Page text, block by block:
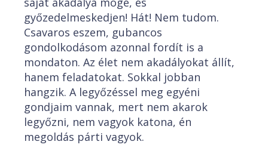
győzedelmeskedjen! Hát! Nem tudom.
Csavaros eszem, gubancos
gondolkodásom azonnal fordít is a
mondaton. Az élet nem akadályokat állít,
hanem feladatokat. Sokkal jobban
hangzik. A legyőzéssel meg egyéni
gondjaim vannak, mert nem akarok
legyőzni, nem vagyok katona, én
megoldás párti vagyok.